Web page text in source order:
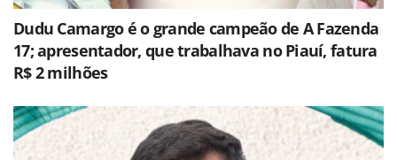
Dudu Camargo é o grande campeão de A Fazenda
17; apresentador, que trabalhava no Piauí, fatura
R$ 2 milhões